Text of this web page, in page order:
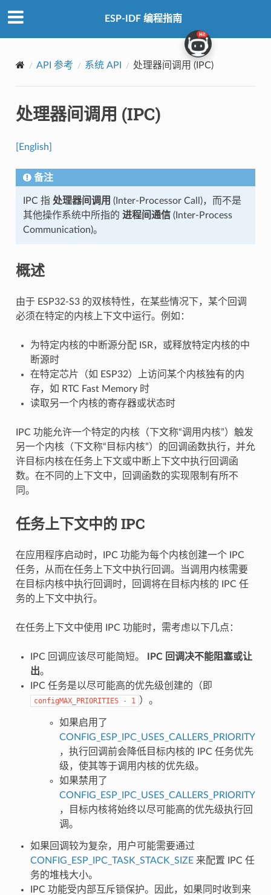
ESP-IDF 编程指南
API 参考 系统 API 处理器间调用 (IPC)
处理器间调用 (IPC)
[English]
备注
IPC 指 处理器间调用 (Inter-Processor Call)，而不是
其他操作系统中所指的 进程间通信(Inter-Process
Communication)。
概述
由于 ESP32-S3 的双核特性，在某些情况下，某个回调
必须在特定的内核上下文中运行。例如：
为特定内核的中断源分配 ISR，或释放特定内核的中
断源时
在特定芯片（如 ESP32）上访问某个内核独有的内
存，如 RTC Fast Memory 时
读取另一个内核的寄存器或状态时
IPC 功能允许一个特定的内核（下文称“调用内核”）触发
另一个内核（下文称“目标内核”）的回调函数执行，并允
许目标内核在任务上下文或中断上下文中执行回调函
数。在不同的上下文中，回调函数的实现限制有所不
同。
任务上下文中的 IPC
在应用程序启动时，IPC 功能为每个内核创建一个 IPC
任务，从而在任务上下文中执行回调。当调用内核需要
在目标内核中执行回调时，回调将在目标内核的 IPC 任
务的上下文中执行。
在任务上下文中使用 IPC 功能时，需考虑以下几点：
IPC 回调应该尽可能简短。
IPC 回调决不能阻塞或让
出。
IPC 任务是以尽可能高的优先级创建的（即
configMAX_PRIORITIES - 1 ）。
如果启用了
CONFIG_ESP_IPC_USES_CALLERS_PRIORITY
，执行回调前会降低目标内核的 IPC 任务优先
级，使其等于调用内核的优先级。
如果禁用了
CONFIG_ESP_IPC_USES_CALLERS_PRIORITY
，目标内核将始终以尽可能高的优先级执行回
调。
如果回调较为复杂，用户可能需要通过
CONFIG_ESP_IPC_TASK_STACK_SIZE来配置 IPC 任
务的堆栈大小。
IPC 功能受内部互斥锁保护。因此，如果同时收到来